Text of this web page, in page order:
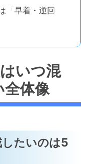
「早着・逆回
いつ混
全体像
たいのは5